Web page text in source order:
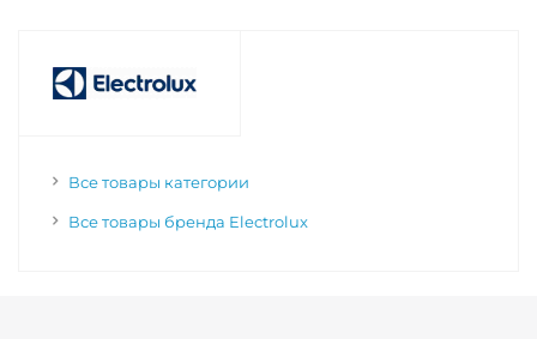
Все товары категории
Все товары бренда Electrolux